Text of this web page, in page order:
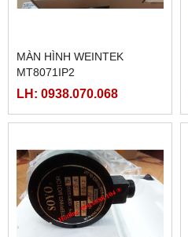
MÀN HÌNH WEINTEK
MT8071IP2
LH: 0938.070.068